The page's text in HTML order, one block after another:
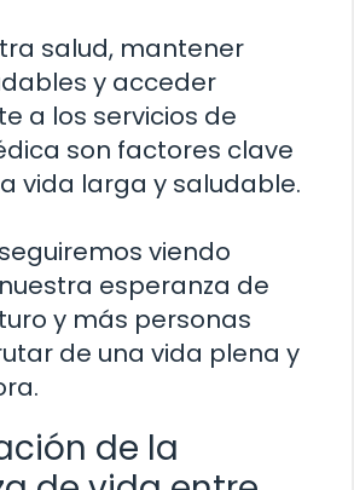
salud, mantener
y acceder
a los servicios de
son factores clave
vida larga y saludable.
viendo
esperanza de
y más personas
de una vida plena y
de la